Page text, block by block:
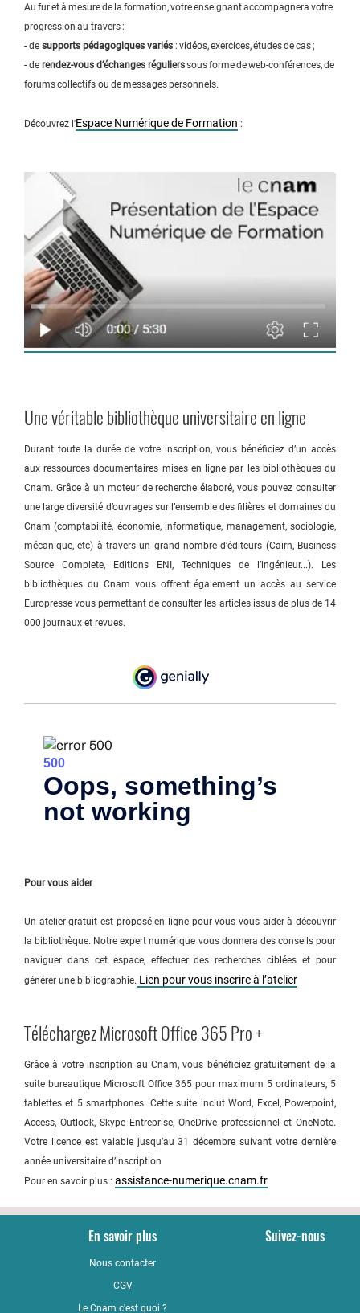
Au fur et à mesure de la formation, votre enseignant accompagnera votre
progression au travers :
- de supports pédagogiques variés : vidéos, exercices, études de cas ;
- de rendez-vous d’échanges régulierssous forme de web-conférences, de
forums collectifs ou de messages personnels.
Découvrez l'Espace Numérique de Formation :
Une véritable bibliothèque universitaire en ligne
Durant toute la durée de votre inscription, vous bénéficiez d’un accès
aux ressources documentaires mises en ligne par les bibliothèques du
Cnam. Grâce à un moteur de recherche élaboré, vous pouvez consulter
une large diversité d’ouvrages sur l’ensemble des filières et domaines du
Cnam (comptabilité, économie, informatique, management, sociologie,
mécanique, etc) à travers un grand nombre d’éditeurs (Cairn, Business
Source Complete, Editions ENI, Techniques de l’ingénieur...). Les
bibliothèques du Cnam vous offrent également un accès au service
Europresse vous permettant de consulter les articles issus de plus de 14
000 journaux et revues.
Pour vous aider
Un atelier gratuit est proposé en ligne pour vous vous aider à découvrir
la bibliothèque. Notre expert numérique vous donnera des conseils pour
naviguer dans cet espace, effectuer des recherches ciblées et pour
générer une bibliographie. Lien pour vous inscrire à l’atelier
Téléchargez Microsoft Office 365 Pro +
Grâce à votre inscription au Cnam, vous bénéficiez gratuitement de la
suite bureautique Microsoft Office 365 pour maximum 5 ordinateurs, 5
tablettes et 5 smartphones. Cette suite inclut Word, Excel, Powerpoint,
Access, Outlook, Skype Entreprise, OneDrive professionnel et OneNote.
Votre licence est valable jusqu’au 31 décembre suivant votre dernière
année universitaire d’inscription
Pour en savoir plus : assistance-numerique.cnam.fr
En savoir plus
Nous contacter
CGV
Le Cnam c'est quoi ?
Suivez-nous